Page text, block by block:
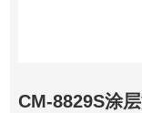
CM-8829S涂